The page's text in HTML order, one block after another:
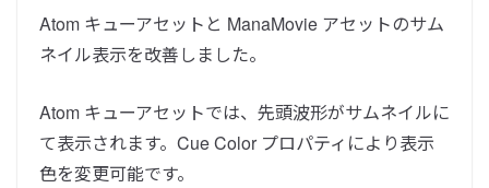
Atom キューアセットと ManaMovie アセットのサム
ネイル表示を改善しました。
Atom キューアセットでは、先頭波形がサムネイルに
て表示されます。Cue Color プロパティにより表示
色を変更可能です。